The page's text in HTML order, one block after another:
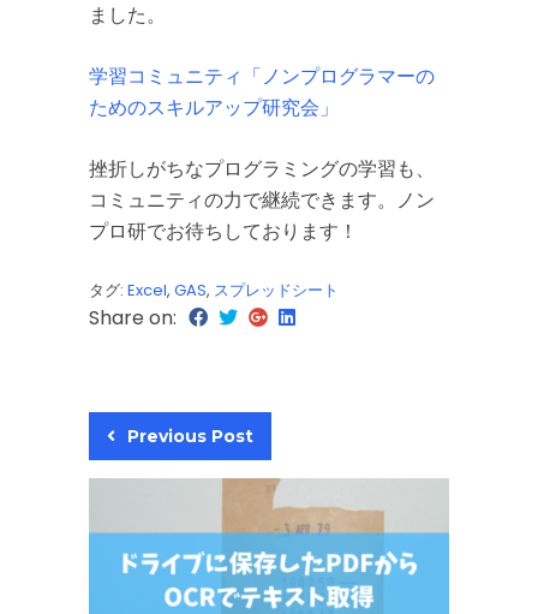
ました。
学習コミュニティ「ノンプログラマーの
ためのスキルアップ研究会」
挫折しがちなプログラミングの学習も、
コミュニティの力で継続できます。ノン
プロ研でお待ちしております！
タグ: Excel, GAS, スプレッドシート
Share on:
Previous Post